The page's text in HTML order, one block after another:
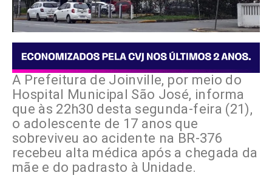
A Prefeitura de Joinville, por meio do
Hospital Municipal São José, informa
que às 22h30 desta segunda-feira (21),
o adolescente de 17 anos que
sobreviveu ao acidente na BR-376
recebeu alta médica após a chegada da
mãe e do padrasto à Unidade.